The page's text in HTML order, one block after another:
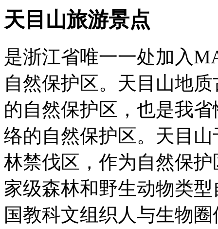
天目山旅游景点
是浙江省唯一一处加入
自然保护区。天目山地
的自然保护区，也是我
络的自然保护区。天目
林禁伐区，作为自然保
家级森林和野生动物类
国教科文组织人与生物